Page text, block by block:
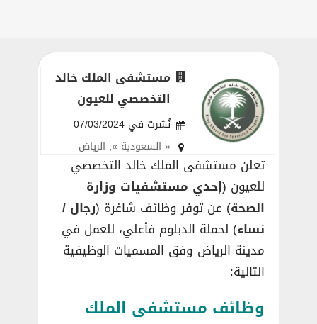
مستشفى الملك خالد
التخصصي للعيون
نُشرت في 07/03/2024
« السعودية », الرياض
تعلن مستشفى الملك خالد التخصصي
للعيون (إحدي مستشفيات وزارة
الصحة) عن توفر وظائف شاغرة (رجال /
نساء) لحملة الدبلوم فأعلي، للعمل في
مدينة الرياض وفق المسميات الوظيفية
التالية:
وظائف مستشفى الملك